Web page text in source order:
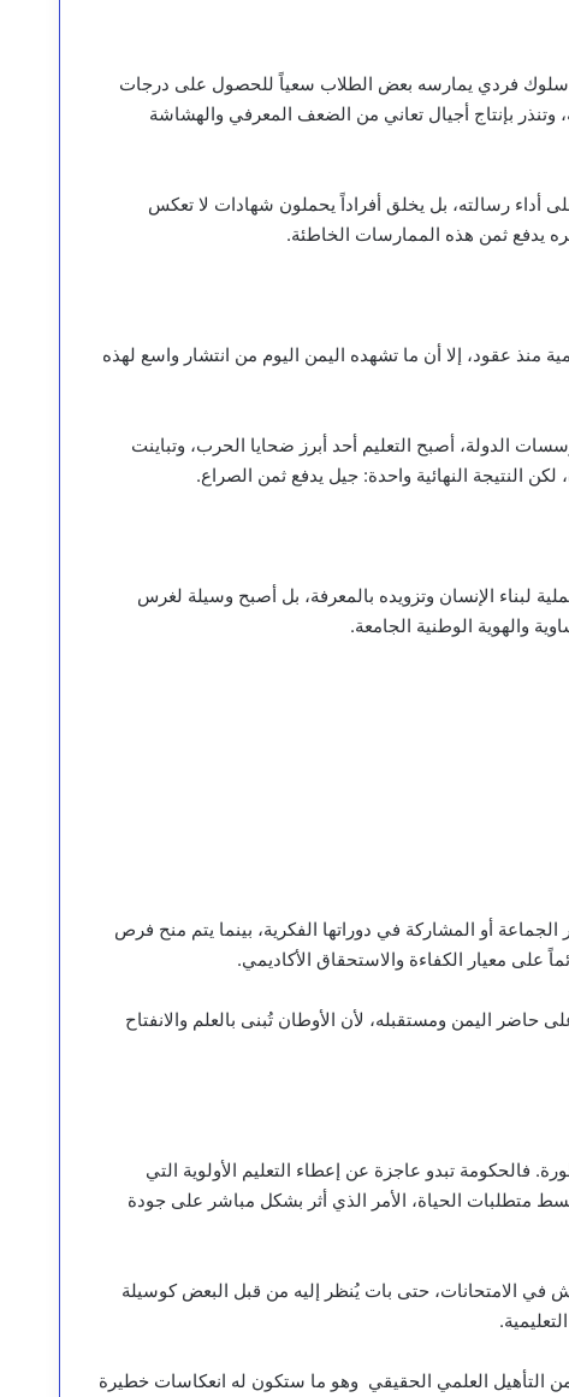
سلوك فردي يمارسه بعض الطلاب سعياً للحصول على درجات
بإنتاج أجيال تعاني من الضعف المعرفي والهشاشة
أداء رسالته، بل يخلق أفراداً يحملون شهادات لا تعكس
يدفع ثمن هذه الممارسات الخاطئة.
عقود، إلا أن ما تشهده اليمن اليوم من انتشار واسع لهذه
الدولة، أصبح التعليم أحد أبرز ضحايا الحرب، وتباينت
النتيجة النهائية واحدة: جيل يدفع ثمن الصراع.
لبناء الإنسان وتزويده بالمعرفة، بل أصبح وسيلة لغرس
والهوية الوطنية الجامعة.
الجماعة أو المشاركة في دوراتها الفكرية، بينما يتم منح فرص
على معيار الكفاءة والاستحقاق الأكاديمي.
حاضر اليمن ومستقبله، لأن الأوطان تُبنى بالعلم والانفتاح
فالحكومة تبدو عاجزة عن إعطاء التعليم الأولوية التي
متطلبات الحياة، الأمر الذي أثر بشكل مباشر على جودة
في الامتحانات، حتى بات يُنظر إليه من قبل البعض كوسيلة
من التأهيل العلمي الحقيقي وهو ما ستكون له انعكاسات خطيرة